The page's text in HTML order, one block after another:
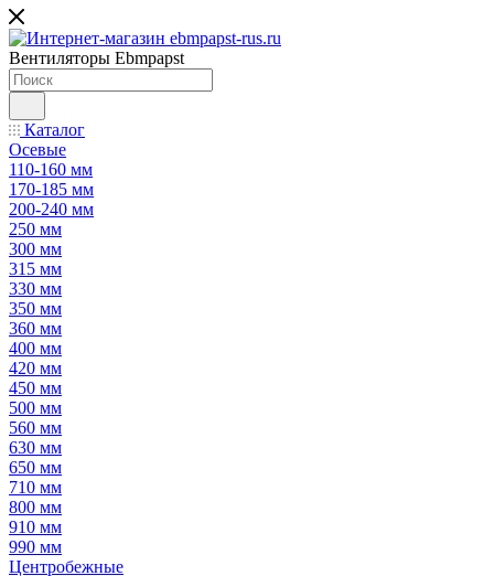
Вентиляторы Ebmpapst
Каталог
Осевые
110-160 мм
170-185 мм
200-240 мм
250 мм
300 мм
315 мм
330 мм
350 мм
360 мм
400 мм
420 мм
450 мм
500 мм
560 мм
630 мм
650 мм
710 мм
800 мм
910 мм
990 мм
Центробежные